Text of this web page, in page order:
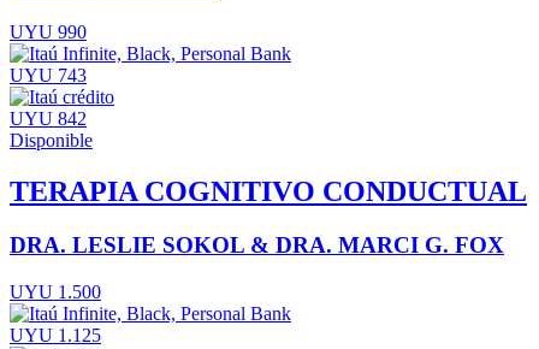
UYU 990
UYU 743
UYU 842
Disponible
TERAPIA COGNITIVO CONDUCTUAL
DRA. LESLIE SOKOL & DRA. MARCI G. FOX
UYU 1.500
UYU 1.125